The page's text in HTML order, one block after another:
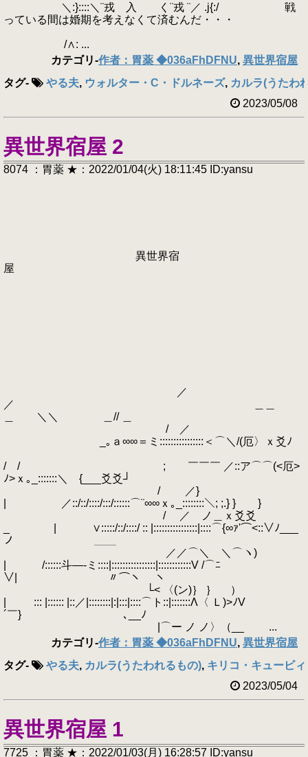
＼:}::::＼¨戎 入 く¨戎 ¨／ .j{:/ 戦
っている間は婚期を考えなくて済むんだ・・・
/∧: ...
カテゴリ-作者：胃薬 ◆036aFhDFNU, 異世界宿屋
タグ- やる夫, ウォルター・C・ドルネーズ, カルラ(うたわ
2023/05/08
異世界宿屋 2
8074 ：胃薬 ★：2022/01/04(火) 18:11:45 ID:yansu
異世界宿
屋
／
／ ＿＿
＿ ＼＼ ＿// ＿
/ ／
_｡ａ∞∞＝ミ::::::::::::::::＜⌒＼/(厄〉ｘ爻ﾉ
/ / ; ￣￣￣ ／::ア⌒⌒(<厄>
ﾉ>ｘ｡_:::::::＼ {___爻爻┘
/ ／}
| ／::/::/::::/:::/::::::⌒¨∞∞ｘ｡_::::::::＼; ;.} } }
/ ／ ノ＿ｘ爻爻
_ | ∨:::::/::/::::/ :: |::::::::::::::::|::::⌒{∞ｧ'⌒<::∨ﾉ___
ノ ＿＿
／／⌒＼ ＼⌒ヽ)
| /::::::斗―-ミ::::|::::::::::::::::|::::::::::::V /⌒ﾆ
∨| 〃⌒ヽ ヽ
└< 〈(ン)｝ ｝ ）
| ::: |:::::: |::／|::::::::|:|:::|::::⌒ト::|:::::::Λ〈 Ｌ)>ﾉV
´￣} ､__ﾉ
|⌒ー ノ ノ〉（__ ...
カテゴリ-作者：胃薬 ◆036aFhDFNU, 異世界宿屋
タグ- やる夫, カルラ(うたわれるもの), キリコ・キュービィ
2023/05/04
異世界宿屋 1
7725 ：胃薬 ★：2022/01/03(月) 16:28:57 ID:yansu